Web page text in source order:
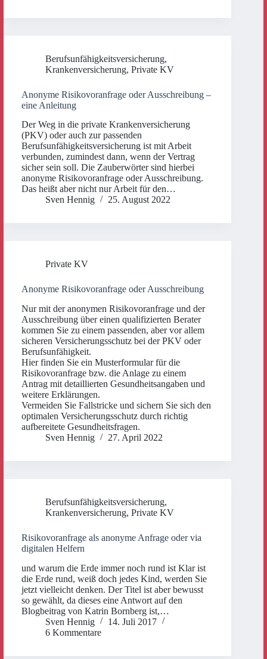
Berufsunfähigkeitsversicherung,
Krankenversicherung, Private KV
Anonyme Risikovoranfrage oder Ausschreibung –
eine Anleitung
Der Weg in die private Krankenversicherung
(PKV) oder auch zur passenden
Berufsunfähigkeitsversicherung ist mit Arbeit
verbunden, zumindest dann, wenn der Vertrag
sicher sein soll. Die Zauberwörter sind hierbei
anonyme Risikovoranfrage oder Ausschreibung.
Das heißt aber nicht nur Arbeit für den…
Sven Hennig
25. August 2022
Private KV
Anonyme Risikovoranfrage oder Ausschreibung
Nur mit der anonymen Risikovoranfrage und der
Ausschreibung über einen qualifizierten Berater
kommen Sie zu einem passenden, aber vor allem
sicheren Versicherungsschutz bei der PKV oder
Berufsunfähigkeit.
Hier finden Sie ein Musterformular für die
Risikovoranfrage bzw. die Anlage zu einem
Antrag mit detaillierten Gesundheitsangaben und
weitere Erklärungen.
Vermeiden Sie Fallstricke und sichern Sie sich den
optimalen Versicherungsschutz durch richtig
aufbereitete Gesundheitsfragen.
Sven Hennig
27. April 2022
Berufsunfähigkeitsversicherung,
Krankenversicherung, Private KV
Risikovoranfrage als anonyme Anfrage oder via
digitalen Helfern
und warum die Erde immer noch rund ist Klar ist
die Erde rund, weiß doch jedes Kind, werden Sie
jetzt vielleicht denken. Der Titel ist aber bewusst
so gewählt, da dieses eine Antwort auf den
Blogbeitrag von Katrin Bornberg ist,…
Sven Hennig
14. Juli 2017
6 Kommentare